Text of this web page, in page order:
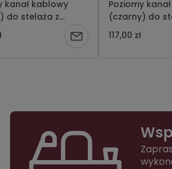
kanał kablowy
do stelaża z
regulacją
ST-KPI-01
Powiadom
o
Poziomy
(czarny) do
elektryczną
wysokości ST-
117,00 zł